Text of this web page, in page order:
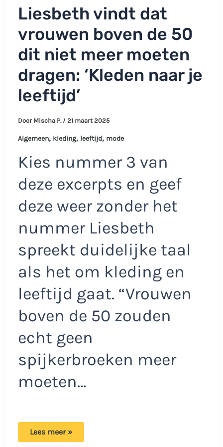
Liesbeth vindt dat
vrouwen boven de 50
dit niet meer moeten
dragen: ‘Kleden naar je
leeftijd’
Door Mischa P. / 21 maart 2025
Algemeen, kleding, leeftijd, mode
Kies nummer 3 van
deze excerpts en geef
deze weer zonder het
nummer Liesbeth
spreekt duidelijke taal
als het om kleding en
leeftijd gaat. “Vrouwen
boven de 50 zouden
echt geen
spijkerbroeken meer
moeten…
Liesbeth
Lees meer »